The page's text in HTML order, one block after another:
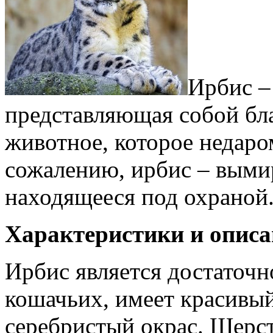
Ирбис
представляющая собой
животное, которое
сожалению, ирбис –
находящееся под
Характеристики и
Ирбис является
кошачьих, имеет
серебристый окрас.